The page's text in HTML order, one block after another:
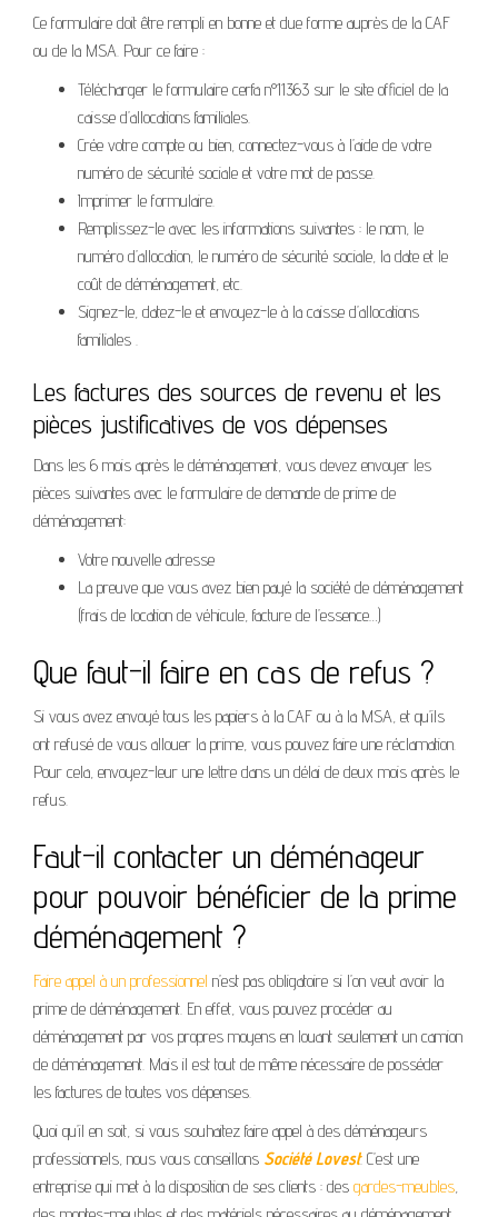
Ce formulaire doit être rempli en bonne et due forme auprès de la CAF
ou de la MSA. Pour ce faire :
Télécharger le formulaire cerfa n°11363 sur le site officiel de la
caisse d’allocations familiales.
Crée votre compte ou bien, connectez-vous à l’aide de votre
numéro de sécurité sociale et votre mot de passe.
Imprimer le formulaire.
Remplissez-le avec les informations suivantes : le nom, le
numéro d’allocation, le numéro de sécurité sociale, la date et le
coût de déménagement, etc.
Signez-le, datez-le et envoyez-le à la caisse d’allocations
familiales .
Les factures des sources de revenu et les
pièces justificatives de vos dépenses
Dans les 6 mois après le déménagement, vous devez envoyer les
pièces suivantes avec le formulaire de demande de prime de
déménagement:
Votre nouvelle adresse
La preuve que vous avez bien payé la société de déménagement
(frais de location de véhicule, facture de l’essence…)
Que faut-il faire en cas de refus ?
Si vous avez envoyé tous les papiers à la CAF ou à la MSA, et qu’ils
ont refusé de vous allouer la prime, vous pouvez faire une réclamation.
Pour cela, envoyez-leur une lettre dans un délai de deux mois après le
refus.
Faut-il contacter un déménageur
pour pouvoir bénéficier de la prime
déménagement ?
Faire appel à un professionnel n’est pas obligatoire si l’on veut avoir la
prime de déménagement. En effet, vous pouvez procéder au
déménagement par vos propres moyens en louant seulement un camion
de déménagement. Mais il est tout de même nécessaire de posséder
les factures de toutes vos dépenses.
Quoi qu’il en soit, si vous souhaitez faire appel à des déménageurs
professionnels, nous vous conseillons Société Lovest. C’est une
entreprise qui met à la disposition de ses clients : des gardes-meubles,